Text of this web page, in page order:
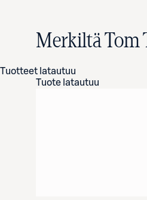
Merkiltä Tom
Tuotteet latautuu
Tuote latautuu